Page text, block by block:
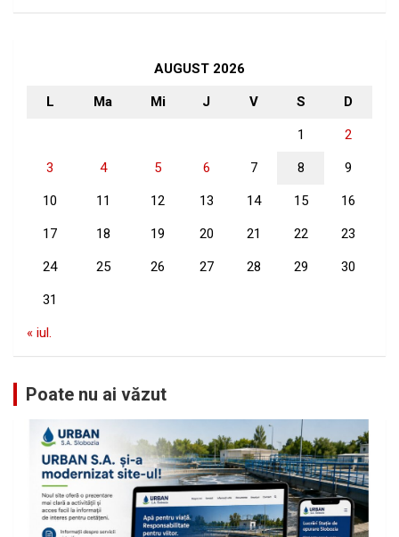
AUGUST 2026
L Ma Mi J V S D
1 2
3 4 5 6 7 8 9
10 11 12 13 14 15 16
17 18 19 20 21 22 23
24 25 26 27 28 29 30
31
« iul.
Poate nu ai văzut